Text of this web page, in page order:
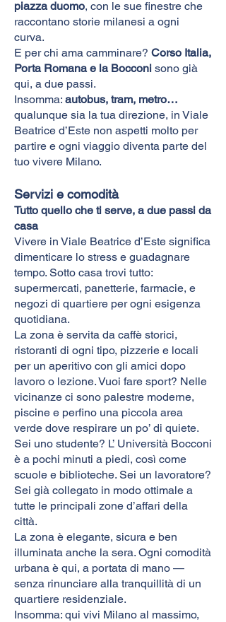
piazza duomo, con le sue finestre che
raccontano storie milanesi a ogni
curva.
E per chi ama camminare? Corso Italia,
Porta Romana e la Bocconi sono già
qui, a due passi.
Insomma: autobus, tram, metro…
qualunque sia la tua direzione, in Viale
Beatrice d’Este non aspetti molto per
partire e ogni viaggio diventa parte del
tuo vivere Milano.
Servizi e comodità
Tutto quello che ti serve, a due passi da
casa
Vivere in Viale Beatrice d’Este significa
dimenticare lo stress e guadagnare
tempo. Sotto casa trovi tutto:
supermercati, panetterie, farmacie, e
negozi di quartiere per ogni esigenza
quotidiana.
La zona è servita da caffè storici,
ristoranti di ogni tipo, pizzerie e locali
per un aperitivo con gli amici dopo
lavoro o lezione. Vuoi fare sport? Nelle
vicinanze ci sono palestre moderne,
piscine e perfino una piccola area
verde dove respirare un po’ di quiete.
Sei uno studente? L’ Università Bocconi
è a pochi minuti a piedi, così come
scuole e biblioteche. Sei un lavoratore?
Sei già collegato in modo ottimale a
tutte le principali zone d’affari della
città.
La zona è elegante, sicura e ben
illuminata anche la sera. Ogni comodità
urbana è qui, a portata di mano —
senza rinunciare alla tranquillità di un
quartiere residenziale.
Insomma: qui vivi Milano al massimo,